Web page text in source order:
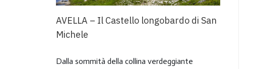
AVELLA – Il Castello longobardo di San
Michele
Dalla sommità della collina verdeggiante